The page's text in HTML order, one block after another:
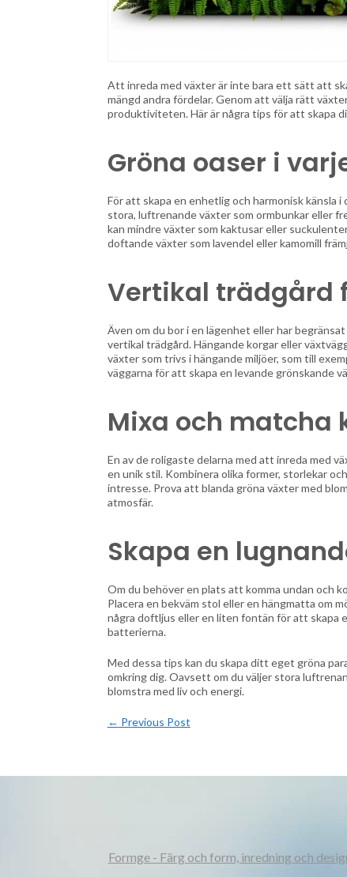
Att inreda med växter är inte bara ett sätt att
mängd andra fördelar. Genom att välja rätt
produktiviteten. Här är några tips för att skapa
Gröna oaser i
För att skapa en enhetlig och harmonisk känsla
stora, luftrenande växter som ormbunkar eller
kan mindre växter som kaktusar eller
doftande växter som lavendel eller kamomill
Vertikal trädgård
Även om du bor i en lägenhet eller har
vertikal trädgård. Hängande korgar eller
växter som trivs i hängande miljöer, som till
väggarna för att skapa en levande grönskande
Mixa och matcha
En av de roligaste delarna med att inreda med
en unik stil. Kombinera olika former, storlekar
intresse. Prova att blanda gröna växter med
atmosfär.
Skapa en
Om du behöver en plats att komma undan och
Placera en bekväm stol eller en hängmatta om
några doftljus eller en liten fontän för att skapa
batterierna.
Med dessa tips kan du skapa ditt eget gröna
omkring dig. Oavsett om du väljer stora
blomstra med liv och energi.
← Previous Post
Formge - Färg och form, inredning och